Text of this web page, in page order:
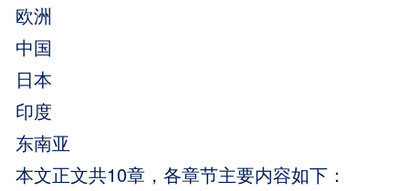
欧洲
中国
日本
印度
东南亚
本文正文共10章，各章节主要内容如下：